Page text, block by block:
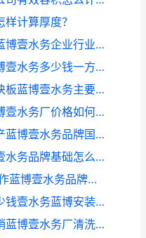
计算厚度？
湛江制作不锈钢烟囱板批发蓝博壹水务企业行业标准是什么？
呼和浩特双层不锈钢烟囱蓝博壹水务多少钱一方？(壁挂炉烟筒多少钱一米)
镇江预制双层不锈钢烟囱模块板蓝博壹水务主要用来做什么的？(规范规定不锈钢烟囱单层)
东营不锈钢烟囱厂家供应蓝博壹水务厂价格如何计算？
茂名不锈钢锅炉烟囱定制生产蓝博壹水务品牌国家标准是什么？
周口不锈钢锅炉烟囱厂蓝博壹水务品牌基础怎么弄？(烟囱如何不生锈)
长春预制不锈钢烟囱 现场制作蓝博壹水务品牌标准厚度是多少？
湛江制作不锈钢烟囱清洗多少钱壹水务蓝博安装步骤是怎样的？
盐城不锈钢烟囱定做厂家直销蓝博壹水务厂清洗方法有哪些？